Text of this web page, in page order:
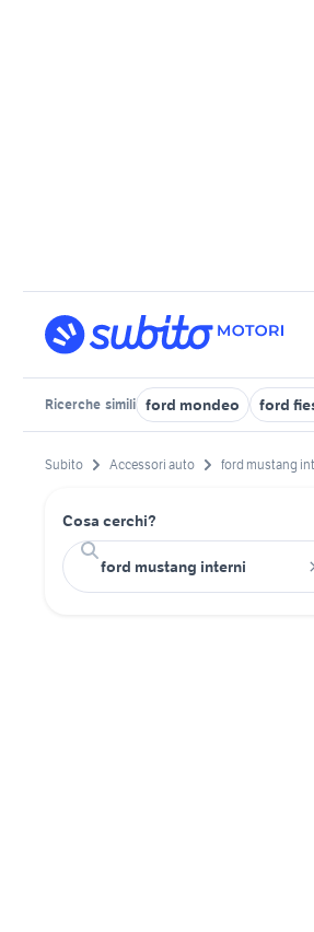
Ricerche simili ford mondeo ford
Subito Accessori auto ford mustang
Cosa cerchi?